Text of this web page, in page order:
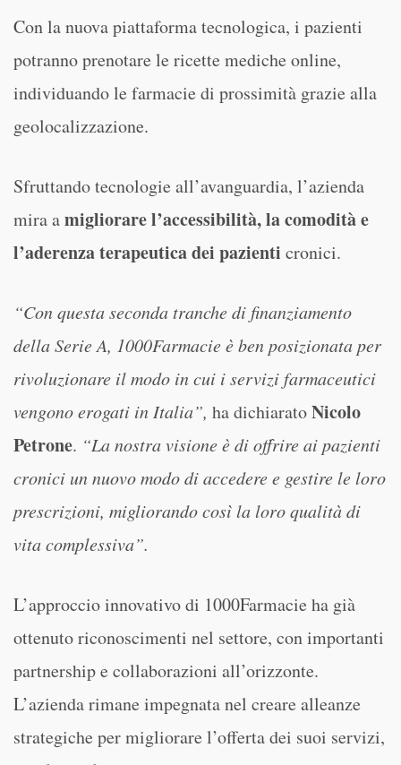
Con la nuova piattaforma tecnologica, i pazienti
potranno prenotare le ricette mediche online,
individuando le farmacie di prossimità grazie alla
geolocalizzazione.
Sfruttando tecnologie all’avanguardia, l’azienda
mira amigliorare l’accessibilità, la comodità e
l’aderenza terapeutica dei pazienti cronici.
“Con questa seconda tranche di finanziamento
della Serie A, 1000Farmacie è ben posizionata per
rivoluzionare il modo in cui i servizi farmaceutici
vengono erogati in Italia”, ha dichiaratoNicolo
Petrone. “La nostra visione è di offrire ai pazienti
cronici un nuovo modo di accedere e gestire le loro
prescrizioni, migliorando così la loro qualità di
vita complessiva”.
L’approccio innovativo di 1000Farmacie ha già
ottenuto riconoscimenti nel settore, con importanti
partnership e collaborazioni all’orizzonte.
L’azienda rimane impegnata nel creare alleanze
strategiche per migliorare l’offerta dei suoi servizi,